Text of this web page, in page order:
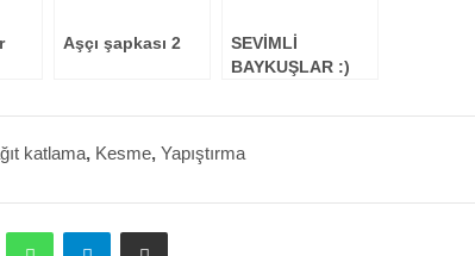
Aşçı şapkası 2
SEVİMLİ
BAYKUŞLAR :)
katlama, Kesme, Yapıştırma
Reddit WhatsAppTelegram